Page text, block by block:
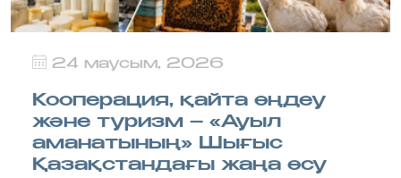
24 маусым, 2026
Кооперация, қайта өңдеу
және туризм – «Ауыл
аманатының» Шығыс
Қазақстандағы жаңа өсу